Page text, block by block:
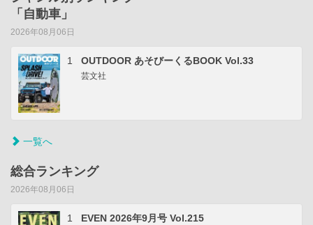
「自動車」
2026年08月06日
1 OUTDOOR あそびーくるBOOK Vol.33
芸文社
一覧へ
総合ランキング
2026年08月06日
1 EVEN 2026年9月号 Vol.215